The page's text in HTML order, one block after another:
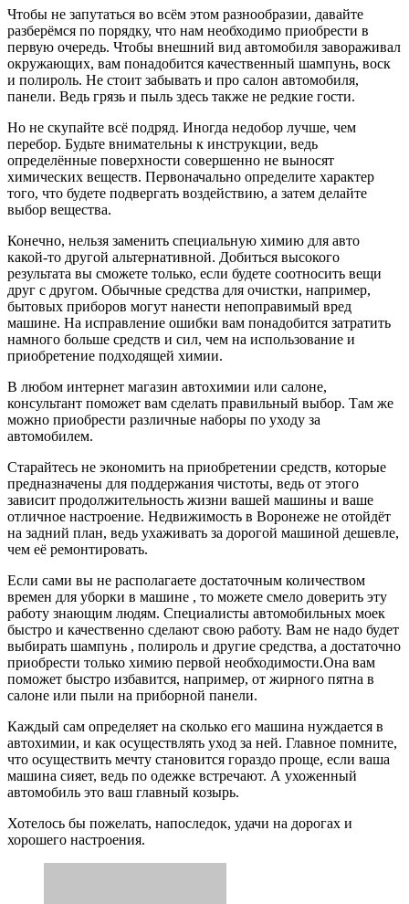
Чтобы не запутаться во всём этом разнообразии, давайте
разберёмся по порядку, что нам необходимо приобрести в
первую очередь. Чтобы внешний вид автомобиля завораживал
окружающих, вам понадобится качественный шампунь, воск
и полироль. Не стоит забывать и про салон автомобиля,
панели. Ведь грязь и пыль здесь также не редкие гости.
Но не скупайте всё подряд. Иногда недобор лучше, чем
перебор. Будьте внимательны к инструкции, ведь
определённые поверхности совершенно не выносят
химических веществ. Первоначально определите характер
того, что будете подвергать воздействию, а затем делайте
выбор вещества.
Конечно, нельзя заменить специальную химию для авто
какой-то другой альтернативной. Добиться высокого
результата вы сможете только, если будете соотносить вещи
друг с другом. Обычные средства для очистки, например,
бытовых приборов могут нанести непоправимый вред
машине. На исправление ошибки вам понадобится затратить
намного больше средств и сил, чем на использование и
приобретение подходящей химии.
В любом интернет магазин автохимии или салоне,
консультант поможет вам сделать правильный выбор. Там же
можно приобрести различные наборы по уходу за
автомобилем.
Старайтесь не экономить на приобретении средств, которые
предназначены для поддержания чистоты, ведь от этого
зависит продолжительность жизни вашей машины и ваше
отличное настроение. Недвижимость в Воронеже не отойдёт
на задний план, ведь ухаживать за дорогой машиной дешевле,
чем её ремонтировать.
Если сами вы не располагаете достаточным количеством
времен для уборки в машине , то можете смело доверить эту
работу знающим людям. Специалисты автомобильных моек
быстро и качественно сделают свою работу. Вам не надо будет
выбирать шампунь , полироль и другие средства, а достаточно
приобрести только химию первой необходимости.Она вам
поможет быстро избавится, например, от жирного пятна в
салоне или пыли на приборной панели.
Каждый сам определяет на сколько его машина нуждается в
автохимии, и как осуществлять уход за ней. Главное помните,
что осуществить мечту становится гораздо проще, если ваша
машина сияет, ведь по одежке встречают. А ухоженный
автомобиль это ваш главный козырь.
Хотелось бы пожелать, напоследок, удачи на дорогах и
хорошего настроения.